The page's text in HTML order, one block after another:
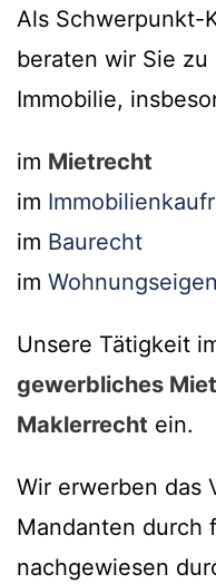
Als Schwerpunkt-
beraten wir Sie
Immobilie,
im Mietrecht
im
im Baurecht
im
Unsere Tätigkeit
gewerbliches
Maklerrecht ein.
Wir erwerben das
Mandanten durch
nachgewiesen